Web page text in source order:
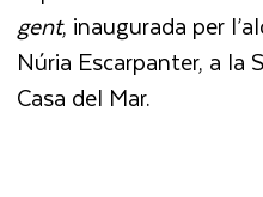
gent, inaugurada per
Núria Escarpanter, a la
Casa del Mar.